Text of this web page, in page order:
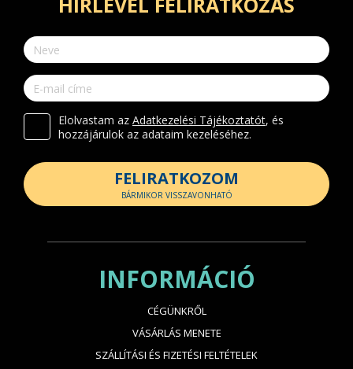
Elolvastam az Adatkezelési Tájékoztatót, és
hozzájárulok az adataim kezeléséhez.
FELIRATKOZOM
BÁRMIKOR VISSZAVONHATÓ
INFORMÁCIÓ
CÉGÜNKRŐL
VÁSÁRLÁS MENETE
SZÁLLÍTÁSI ÉS FIZETÉSI FELTÉTELEK